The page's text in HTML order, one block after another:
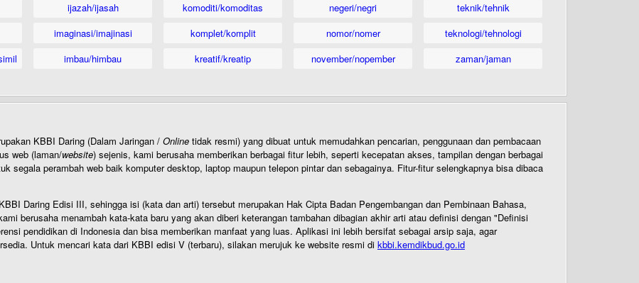
ijazah/ijasah
imaginasi/imajinasi
imbau/himbau
komoditi/komoditas
komplet/komplit
kreatif/kreatip
negeri/negri
nomor/nomer
november/nopember
teknik/tehnik
teknologi/tehnologi
zaman/jaman
KBBI Daring (Dalam Jaringan / Online tidak resmi) yang dibuat untuk memudahkan pencarian, penggunaan dan pembacaan
web (laman/website) sejenis, kami berusaha memberikan berbagai fitur lebih, seperti kecepatan akses, tampilan dengan berbagai
segala perambah web baik komputer desktop, laptop maupun telepon pintar dan sebagainya. Fitur-fitur selengkapnya bisa dibaca
Daring Edisi III, sehingga isi (kata dan arti) tersebut merupakan Hak Cipta Badan Pengembangan dan Pembinaan Bahasa,
berusaha menambah kata-kata baru yang akan diberi keterangan tambahan dibagian akhir arti atau definisi dengan "Definisi
pendidikan di Indonesia dan bisa memberikan manfaat yang luas. Aplikasi ini lebih bersifat sebagai arsip saja, agar
Untuk mencari kata dari KBBI edisi V (terbaru), silakan merujuk ke website resmi di kbbi.kemdikbud.go.id